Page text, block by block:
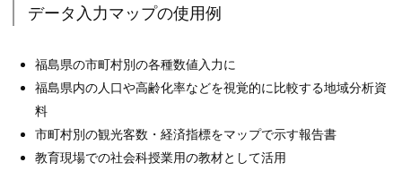
データ入力マップの使用例
福島県の市町村別の各種数値入力に
福島県内の人口や高齢化率などを視覚的に比較する地域分析資
料
市町村別の観光客数・経済指標をマップで示す報告書
教育現場での社会科授業用の教材として活用